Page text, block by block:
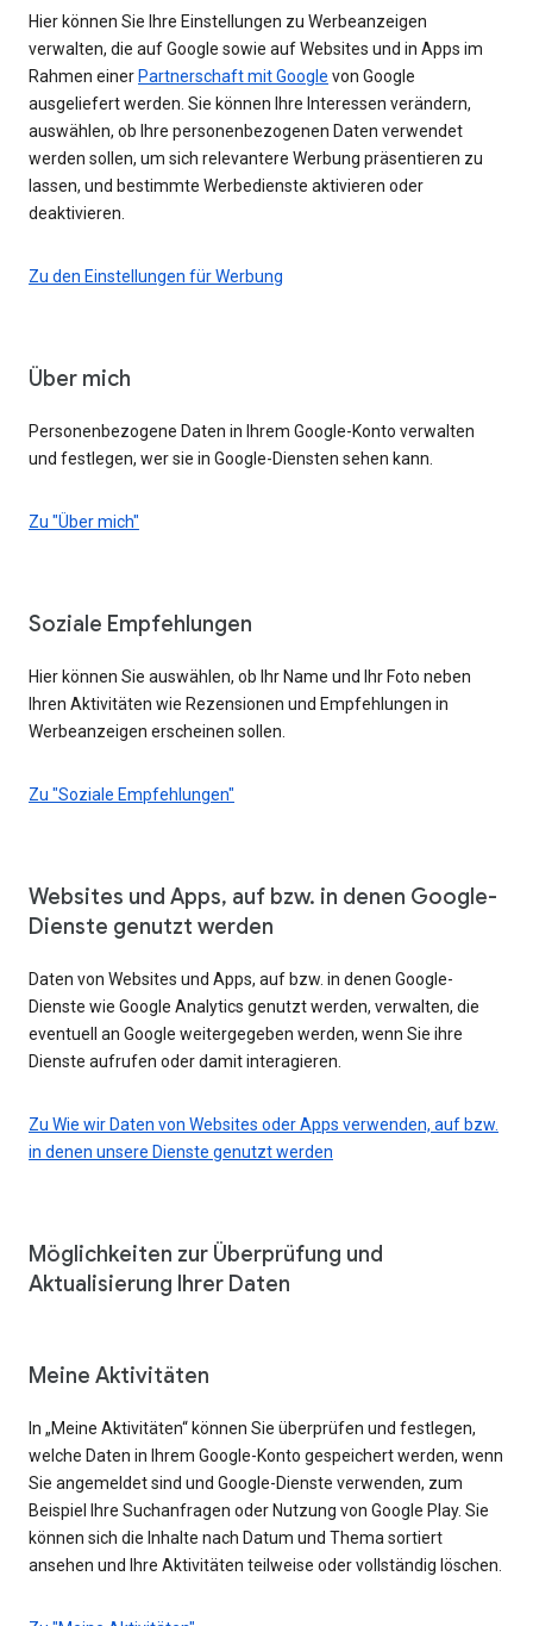
Hier können Sie Ihre Einstellungen zu Werbeanzeigen
verwalten, die auf Google sowie auf Websites und in Apps im
Rahmen einer Partnerschaft mit Google von Google
ausgeliefert werden. Sie können Ihre Interessen verändern,
auswählen, ob Ihre personenbezogenen Daten verwendet
werden sollen, um sich relevantere Werbung präsentieren zu
lassen, und bestimmte Werbedienste aktivieren oder
deaktivieren.
Zu den Einstellungen für Werbung
Über mich
Personenbezogene Daten in Ihrem Google-Konto verwalten
und festlegen, wer sie in Google-Diensten sehen kann.
Zu "Über mich"
Soziale Empfehlungen
Hier können Sie auswählen, ob Ihr Name und Ihr Foto neben
Ihren Aktivitäten wie Rezensionen und Empfehlungen in
Werbeanzeigen erscheinen sollen.
Zu "Soziale Empfehlungen"
Websites und Apps, auf bzw. in denen Google-
Dienste genutzt werden
Daten von Websites und Apps, auf bzw. in denen Google-
Dienste wie Google Analytics genutzt werden, verwalten, die
eventuell an Google weitergegeben werden, wenn Sie ihre
Dienste aufrufen oder damit interagieren.
Zu Wie wir Daten von Websites oder Apps verwenden, auf bzw.
in denen unsere Dienste genutzt werden
Möglichkeiten zur Überprüfung und
Aktualisierung Ihrer Daten
Meine Aktivitäten
In „Meine Aktivitäten“ können Sie überprüfen und festlegen,
welche Daten in Ihrem Google-Konto gespeichert werden, wenn
Sie angemeldet sind und Google-Dienste verwenden, zum
Beispiel Ihre Suchanfragen oder Nutzung von Google Play. Sie
können sich die Inhalte nach Datum und Thema sortiert
ansehen und Ihre Aktivitäten teilweise oder vollständig löschen.